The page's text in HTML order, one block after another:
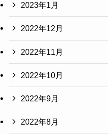
2023年1月
2022年12月
2022年11月
2022年10月
2022年9月
2022年8月